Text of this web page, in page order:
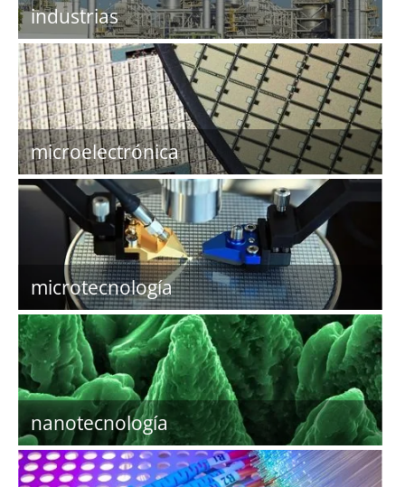
industrias
microelectrónica
microtecnología
nanotecnología